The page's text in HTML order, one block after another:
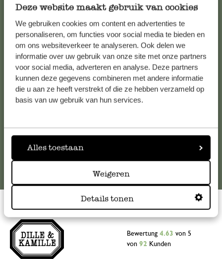
Deze website maakt gebruik van cookies
We gebruiken cookies om content en advertenties te
personaliseren, om functies voor social media te bieden en
om ons websiteverkeer te analyseren. Ook delen we
informatie over uw gebruik van onze site met onze partners
voor social media, adverteren en analyse. Deze partners
kunnen deze gegevens combineren met andere informatie
die u aan ze heeft verstrekt of die ze hebben verzameld op
basis van uw gebruik van hun services.
Alles toestaan
Weigeren
Details tonen
Kundenservice/Hilfe
Falls Sie Fragen haben oder Tipps und Hilfe brauchen, wenden
Sie sich bitte an unseren Kundenservice. Oder lesen Sie hier
die Antworten aufhäufig gestellte Fragen.
Online-Kundenservice
Bewertung 4.63 von 5
von 92 Kunden